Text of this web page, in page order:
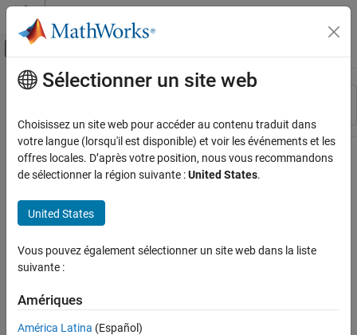
Passer au contenu
Activer/désactiver l'affichage du menu
Ressource
Contenu principal
Sélectionner un site web
Choisissez un site web pour accéder au contenu traduit dans
votre langue (lorsqu'il est disponible) et voir les événements et les
offres locales. D’après votre position, nous vous recommandons
de sélectionner la région suivante :United States.
United States
Vous pouvez également sélectionner un site web dans la liste
suivante :
Amériques
América Latina (Español)